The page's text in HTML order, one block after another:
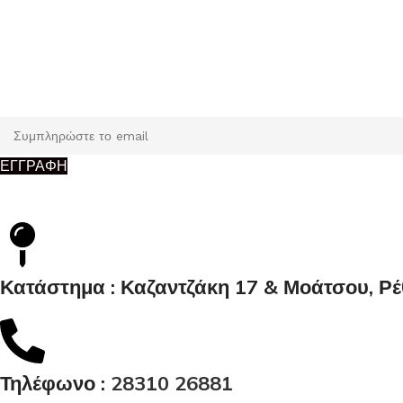
ΕΓΓΡΑΦΗ
Κατάστημα : Καζαντζάκη 17 & Μοάτσου,
Τηλέφωνο : 28310 26881